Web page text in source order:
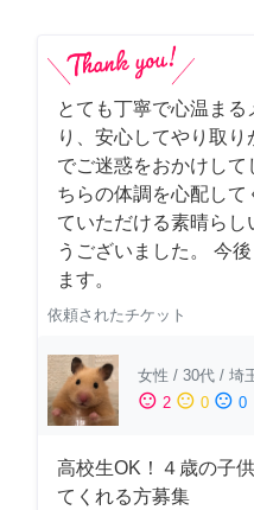
とても丁寧で心温ま
り、安心してやり取
でご迷惑をおかけして
ちらの体調を心配し
ていただける素晴らし
うございました。 今
ます。
依頼されたチケット
女性 / 30代 / 埼
sentiment_satisfied 2 sentiment_neutral 0 sentiment_dissatisfied 0
高校生OK！４歳の子
てくれる方募集